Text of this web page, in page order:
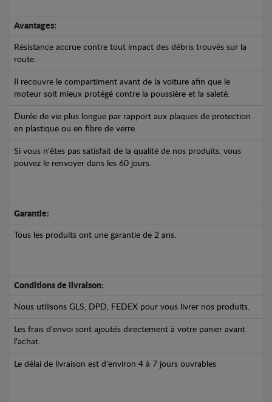
Avantages:
Résistance accrue contre tout impact des débris trouvés sur la
route.
Il recouvre le compartiment avant de la voiture afin que le
moteur soit mieux protégé contre la poussière et la saleté.
Durée de vie plus longue par rapport aux plaques de protection
en plastique ou en fibre de verre.
Si vous n'êtes pas satisfait de la qualité de nos produits, vous
pouvez le renvoyer dans les 60 jours.
Garantie:
Tous les produits ont une garantie de 2 ans.
Conditions de livraison:
Nous utilisons GLS, DPD, FEDEX pour vous livrer nos produits.
Les frais d'envoi sont ajoutés directement à votre panier avant
l'achat.
Le délai de livraison est d'environ 4 à 7 jours ouvrables